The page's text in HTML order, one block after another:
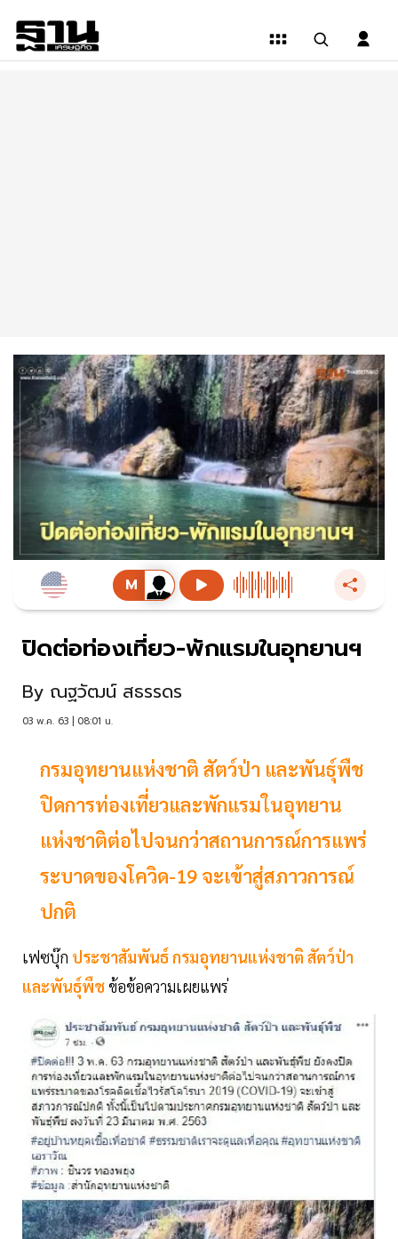
ปิดต่อท่องเที่ยว-พักแรมในอุทยานฯ
By ณฐวัฒน์ สธรรดร
03 พ.ค. 63 | 08:01 น.
กรมอุทยานแห่งชาติ สัตว์ป่า และพันธุ์พืช
ปิดการท่องเที่ยวและพักแรมในอุทยาน
แห่งชาติต่อไปจนกว่าสถานการณ์การแพร่
ระบาดของโควิด-19 จะเข้าสู่สภาวการณ์
ปกติ
เฟซบุ๊ก ประชาสัมพันธ์ กรมอุทยานแห่งชาติ สัตว์ป่า
และพันธุ์พืชข้อข้อความเผยแพร่